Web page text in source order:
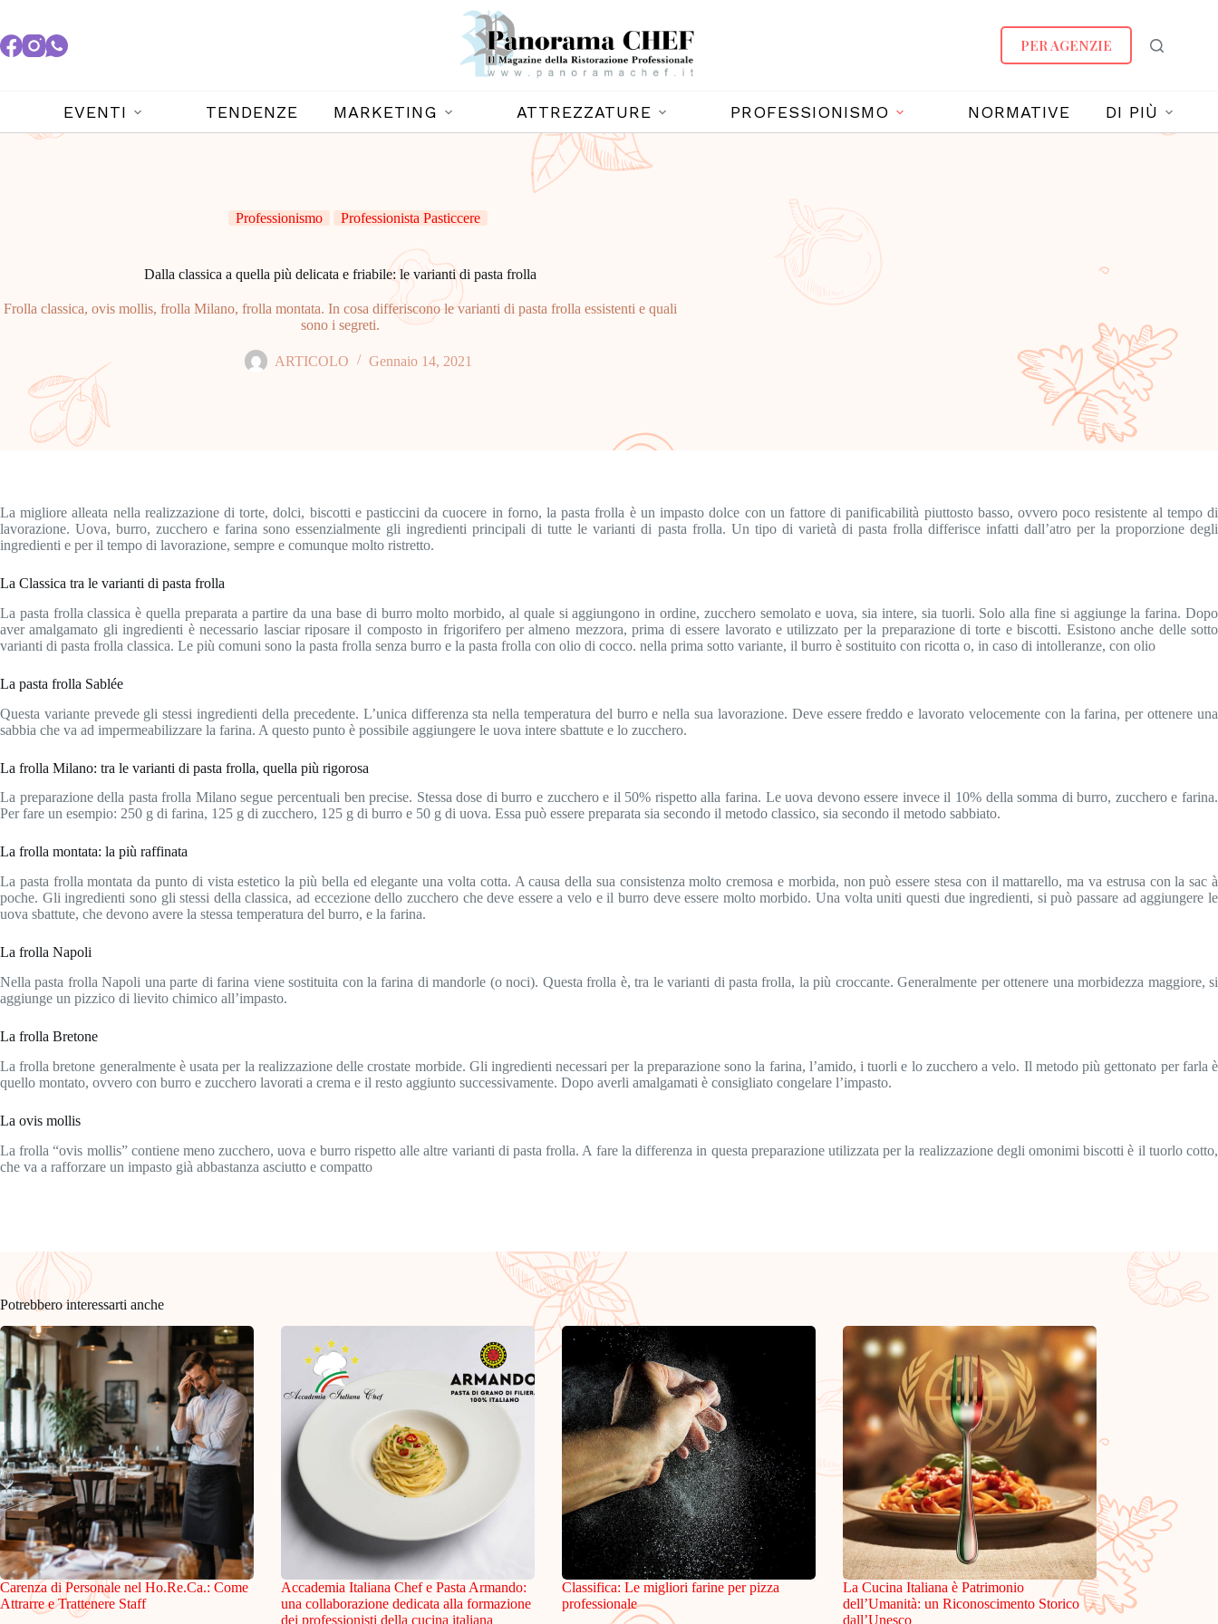
PER AGENZIE
EVENTI TENDENZE MARKETING ATTREZZATURE PROFESSIONISMO NORMATIVE DI PIÙ
Professionismo Professionista Pasticcere
Dalla classica a quella più delicata e friabile: le varianti di pasta frolla
Frolla classica, ovis mollis, frolla Milano, frolla montata. In cosa differiscono le varianti di pasta frolla essistenti e quali
sono i segreti.
ARTICOLO Gennaio 14, 2021
La migliore alleata nella realizzazione di torte, dolci, biscotti e pasticcini da cuocere in forno, la pasta frolla è un impasto dolce con un fattore di panificabilità piuttosto basso, ovvero poco resistente al tempo di
lavorazione. Uova, burro, zucchero e farina sono essenzialmente gli ingredienti principali di tutte le varianti di pasta frolla. Un tipo di varietà di pasta frolla differisce infatti dall’atro per la proporzione degli
ingredienti e per il tempo di lavorazione, sempre e comunque molto ristretto.
La Classica tra le varianti di pasta frolla
La pasta frolla classica è quella preparata a partire da una base di burro molto morbido, al quale si aggiungono in ordine, zucchero semolato e uova, sia intere, sia tuorli. Solo alla fine si aggiunge la farina. Dopo
aver amalgamato gli ingredienti è necessario lasciar riposare il composto in frigorifero per almeno mezzora, prima di essere lavorato e utilizzato per la preparazione di torte e biscotti. Esistono anche delle sotto
varianti di pasta frolla classica. Le più comuni sono la pasta frolla senza burro e la pasta frolla con olio di cocco. nella prima sotto variante, il burro è sostituito con ricotta o, in caso di intolleranze, con olio
La pasta frolla Sablée
Questa variante prevede gli stessi ingredienti della precedente. L’unica differenza sta nella temperatura del burro e nella sua lavorazione. Deve essere freddo e lavorato velocemente con la farina, per ottenere una
sabbia che va ad impermeabilizzare la farina. A questo punto è possibile aggiungere le uova intere sbattute e lo zucchero.
La frolla Milano: tra le varianti di pasta frolla, quella più rigorosa
La preparazione della pasta frolla Milano segue percentuali ben precise. Stessa dose di burro e zucchero e il 50% rispetto alla farina. Le uova devono essere invece il 10% della somma di burro, zucchero e farina.
Per fare un esempio: 250 g di farina, 125 g di zucchero, 125 g di burro e 50 g di uova. Essa può essere preparata sia secondo il metodo classico, sia secondo il metodo sabbiato.
La frolla montata: la più raffinata
La pasta frolla montata da punto di vista estetico la più bella ed elegante una volta cotta. A causa della sua consistenza molto cremosa e morbida, non può essere stesa con il mattarello, ma va estrusa con la sac à
poche. Gli ingredienti sono gli stessi della classica, ad eccezione dello zucchero che deve essere a velo e il burro deve essere molto morbido. Una volta uniti questi due ingredienti, si può passare ad aggiungere le
uova sbattute, che devono avere la stessa temperatura del burro, e la farina.
La frolla Napoli
Nella pasta frolla Napoli una parte di farina viene sostituita con la farina di mandorle (o noci). Questa frolla è, tra le varianti di pasta frolla, la più croccante. Generalmente per ottenere una morbidezza maggiore, si
aggiunge un pizzico di lievito chimico all’impasto.
La frolla Bretone
La frolla bretone generalmente è usata per la realizzazione delle crostate morbide. Gli ingredienti necessari per la preparazione sono la farina, l’amido, i tuorli e lo zucchero a velo. Il metodo più gettonato per farla è
quello montato, ovvero con burro e zucchero lavorati a crema e il resto aggiunto successivamente. Dopo averli amalgamati è consigliato congelare l’impasto.
La ovis mollis
La frolla “ovis mollis” contiene meno zucchero, uova e burro rispetto alle altre varianti di pasta frolla. A fare la differenza in questa preparazione utilizzata per la realizzazione degli omonimi biscotti è il tuorlo cotto,
che va a rafforzare un impasto già abbastanza asciutto e compatto
Potrebbero interessarti anche
Carenza di Personale nel Ho.Re.Ca.: Come
Attrarre e Trattenere Staff
Accademia Italiana Chef e Pasta Armando:
una collaborazione dedicata alla formazione
dei professionisti della cucina italiana
Classifica: Le migliori farine per pizza
professionale
La Cucina Italiana è Patrimonio
dell’Umanità: un Riconoscimento Storico
dall’Unesco